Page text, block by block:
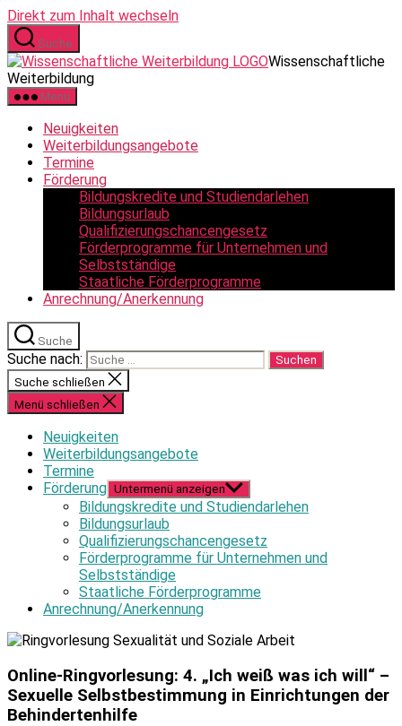
Direkt zum Inhalt wechseln
Suche
Wissenschaftliche
Weiterbildung
Menü
Neuigkeiten
Weiterbildungsangebote
Termine
Förderung
Bildungskredite und Studiendarlehen
Bildungsurlaub
Qualifizierungschancengesetz
Förderprogramme für Unternehmen und
Selbstständige
Staatliche Förderprogramme
Anrechnung/Anerkennung
Suche
Suche nach:
Suche schließen
Menü schließen
Neuigkeiten
Weiterbildungsangebote
Termine
Förderung Untermenü anzeigen
Bildungskredite und Studiendarlehen
Bildungsurlaub
Qualifizierungschancengesetz
Förderprogramme für Unternehmen und
Selbstständige
Staatliche Förderprogramme
Anrechnung/Anerkennung
Online-Ringvorlesung: 4. „Ich weiß was ich will“ –
Sexuelle Selbstbestimmung in Einrichtungen der
Behindertenhilfe